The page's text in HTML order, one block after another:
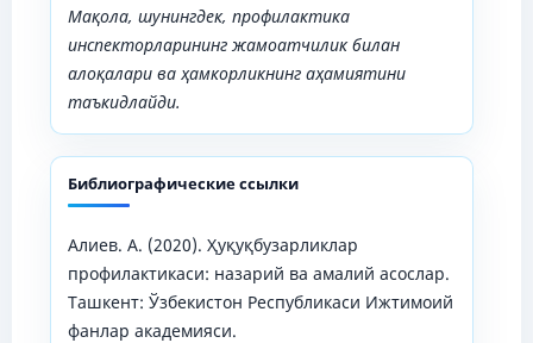
Мақола, шунингдек, профилактика
инспекторларининг жамоатчилик билан
алоқалари ва ҳамкорликнинг аҳамиятини
таъкидлайди.
Библиографические ссылки
Алиев. А. (2020). Ҳуқуқбузарликлар
профилактикаси: назарий ва амалий асослар.
Ташкент: Ўзбекистон Республикаси Ижтимоий
фанлар академияси.